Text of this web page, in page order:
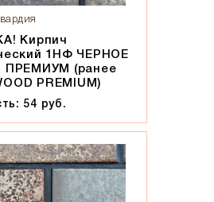
Кирпич
1НФ ЧЕРНОЕ
ПРЕМИУМ (ранее
PREMIUM)
54 руб.